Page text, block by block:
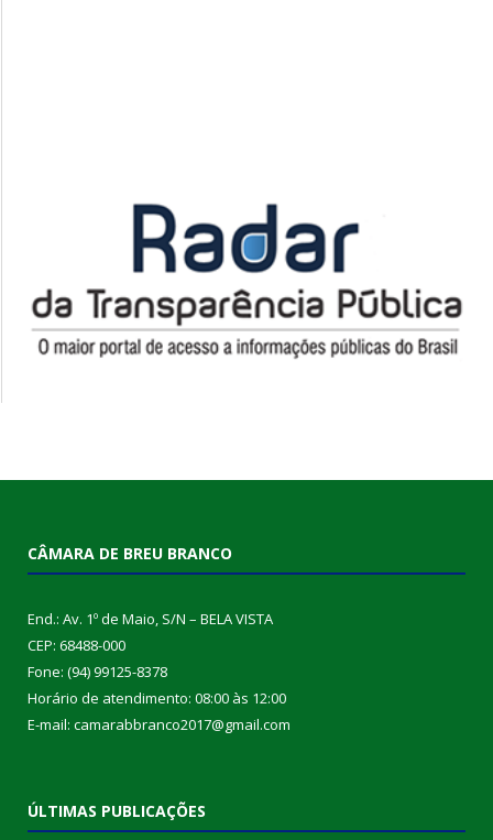
CÂMARA DE BREU BRANCO
End.: Av. 1º de Maio, S/N – BELA VISTA
CEP: 68488-000
Fone: (94) 99125-8378
Horário de atendimento: 08:00 às 12:00
E-mail: camarabbranco2017@gmail.com
ÚLTIMAS PUBLICAÇÕES